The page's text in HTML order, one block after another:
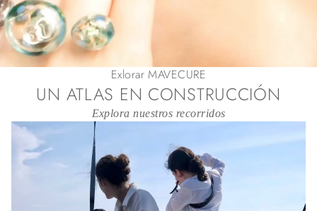
Exlorar MAVECURE
UN ATLAS EN CONSTRUCCIÓN
Explora nuestros recorridos